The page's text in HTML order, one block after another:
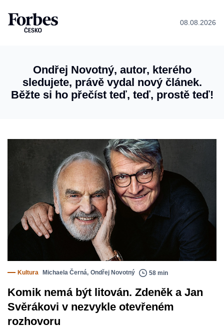
08.08.2026
Ondřej Novotný, autor, kterého
sledujete, právě vydal nový článek.
Běžte si ho přečíst teď, teď, prostě teď!
Kultura Michaela Černá, Ondřej Novotný 58 min
Komik nemá být litován. Zdeněk a Jan
Svěrákovi v nezvykle otevřeném
rozhovoru